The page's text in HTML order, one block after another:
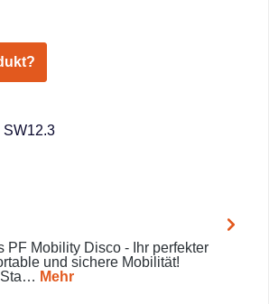
SW12.3
PF Mobility Disco - Ihr perfekter
und sichere Mobilität!
Sta… Mehr